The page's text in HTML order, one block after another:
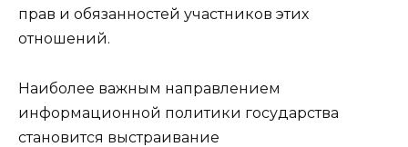
прав и обязанностей участников этих
отношений.
Наиболее важным направлением
информационной политики государства
становится выстраивание